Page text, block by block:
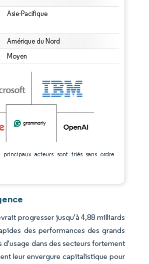
Asie-Pacifique
Amérique du Nord
Moyen
acteurs sont triés sans ordre
nécessite une attribution sous CC BY 4.0.
progresser jusqu'à 4,88 milliards
des performances des grands
d'usage dans des secteurs fortement
leur envergure capitalistique pour